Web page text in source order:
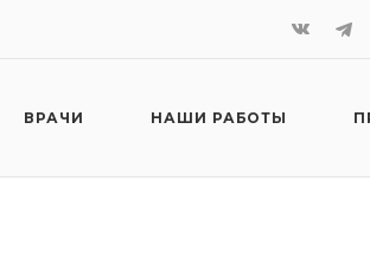
ВРАЧИ НАШИ РАБОТЫ